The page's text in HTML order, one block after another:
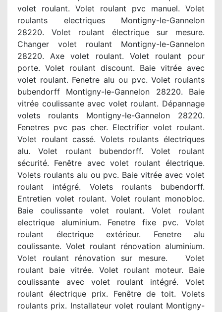
volet roulant. Volet roulant pvc manuel. Volet
roulants electriques Montigny-le-Gannelon
28220. Volet roulant électrique sur mesure.
Changer volet roulant Montigny-le-Gannelon
28220. Axe volet roulant. Volet roulant pour
porte. Volet roulant discount. Baie vitrée avec
volet roulant. Fenetre alu ou pvc. Volet roulants
bubendorff Montigny-le-Gannelon 28220. Baie
vitrée coulissante avec volet roulant. Dépannage
volets roulants Montigny-le-Gannelon 28220.
Fenetres pvc pas cher. Electrifier volet roulant.
Volet roulant cassé. Volets roulants électriques
alu. Volet roulant bubendorff. Volet roulant
sécurité. Fenêtre avec volet roulant électrique.
Volets roulants alu ou pvc. Baie vitrée avec volet
roulant intégré. Volets roulants bubendorff.
Entretien volet roulant. Volet roulant monobloc.
Baie coulissante volet roulant. Volet roulant
electrique aluminium. Fenetre fixe pvc. Volet
roulant électrique extérieur. Fenetre alu
coulissante. Volet roulant rénovation aluminium.
Volet roulant rénovation sur mesure. Volet
roulant baie vitrée. Volet roulant moteur. Baie
coulissante avec volet roulant intégré. Volet
roulant électrique prix. Fenêtre de toit. Volets
roulants prix. Installateur volet roulant Montigny-